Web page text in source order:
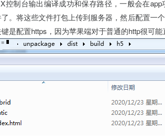
控制台输出编译成功和保存路径，一般会在
。将这些文件打包上传到服务器，然后配置一
是配置https，因为苹果端对于普通的http很可能